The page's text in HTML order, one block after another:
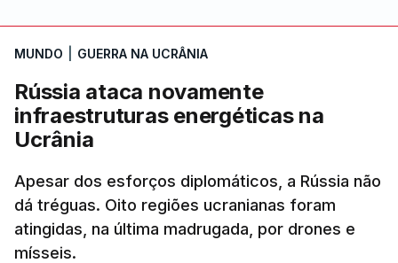
MUNDO GUERRA NA UCRÂNIA
Rússia ataca novamente
infraestruturas energéticas na
Ucrânia
Apesar dos esforços diplomáticos, a Rússia não
dá tréguas. Oito regiões ucranianas foram
atingidas, na última madrugada, por drones e
mísseis.